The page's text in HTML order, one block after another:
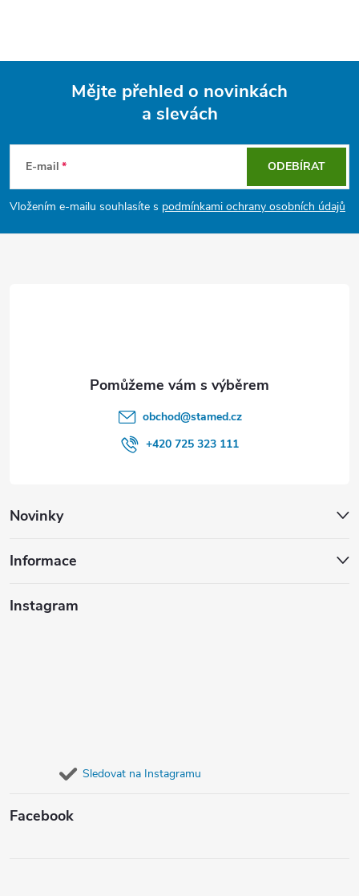
p
Mějte přehled o novinkách
a slevách
E-mail
Vložením e-mailu souhlasíte s podmínkami ochrany osobních údajů
ODEBÍRAT
Novinky
Informace
Instagram
Sledovat na Instagramu
Facebook
obchod@stamed.cz
+420 725 323 111